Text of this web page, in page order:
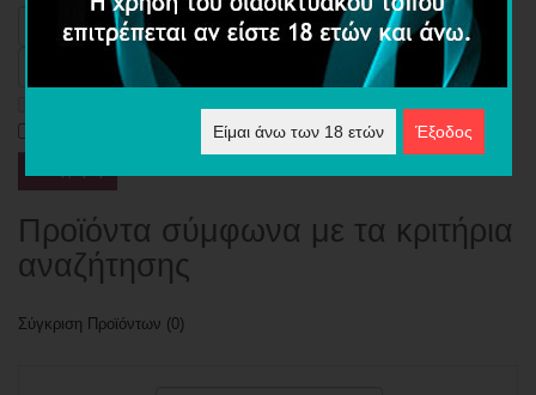
Αναζήτηση στις περιγραφές προϊόντων
Προϊόντα σύμφωνα με τα κριτήρια
αναζήτησης
Σύγκριση Προϊόντων (0)
Είμαι άνω των 18 ετών Έξοδος